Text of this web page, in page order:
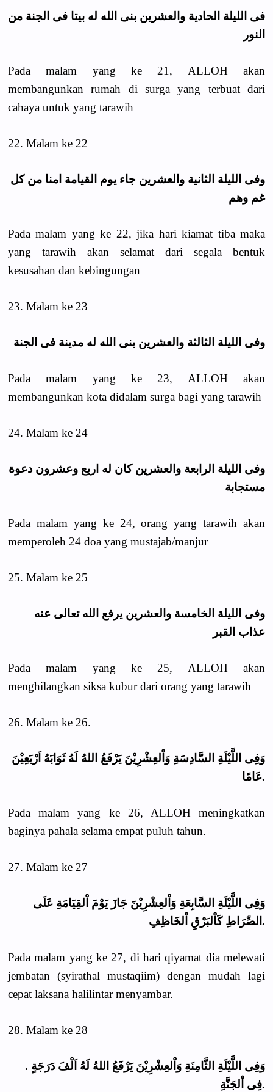
فى الليلة الحادية والعشرين بنى الله له بيتا فى الجنة من
النور
Pada malam yang ke 21, ALLOH akan
membangunkan rumah di surga yang terbuat dari
cahaya untuk yang tarawih
22. Malam ke 22
وفى الليلة الثانية والعشرين جاء يوم القيامة امنا من كل
غم وهم
Pada malam yang ke 22, jika hari kiamat tiba maka
yang tarawih akan selamat dari segala bentuk
kesusahan dan kebingungan
23. Malam ke 23
وفى الليلة الثالثة والعشرين بنى الله له مدينة فى الجنة
Pada malam yang ke 23, ALLOH akan
membangunkan kota didalam surga bagi yang tarawih
24. Malam ke 24
وفى الليلة الرابعة والعشرين كان له اربع وعشرون دعوة
مستجابة
Pada malam yang ke 24, orang yang tarawih akan
memperoleh 24 doa yang mustajab/manjur
25. Malam ke 25
وفى الليلة الخامسة والعشرين يرفع الله تعالى عنه
عذاب القبر
Pada malam yang ke 25, ALLOH akan
menghilangkan siksa kubur dari orang yang tarawih
26. Malam ke 26.
وَفِى اللَّيْلَةِ السَّادِسَةِ وَاْلعِشْرِيْنَ يَرْفَعُ اللهُ لَهُ ثَوَابَهُ اَرْبَعِيْنَ
عَامًا.
Pada malam yang ke 26, ALLOH meningkatkan
baginya pahala selama empat puluh tahun.
27. Malam ke 27
وَفِى اللَّيْلَةِ السَّابِعَةِ وَاْلعِشْرِيْنَ جَازَ يَوْمَ اْلقِيَامَةِ عَلَى
الصِّرَاطِ كَاْلبَرْقِ اْلخَاظِفِ.
Pada malam yang ke 27, di hari qiyamat dia melewati
jembatan (syirathal mustaqiim) dengan mudah lagi
cepat laksana halilintar menyambar.
28. Malam ke 28
. وَفِى اللَّيْلَةِ الثَّامِنَةِ وَاْلعِشْرِيْنَ يَرْفَعُ اللهُ لَهُ اَلْفَ دَرَجَةٍ
فِى اْلجَنَّةِ.